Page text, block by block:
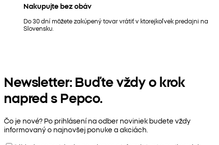
Nakupujte bez obáv
Do 30 dní môžete zakúpený tovar vrátiť v ktorejkoľvek predajni na
Slovensku.
Newsletter: Buďte vždy o krok
napred s Pepco.
Čo je nové? Po prihlásení na odber noviniek budete vždy
informovaný o najnovšej ponuke a akciách.